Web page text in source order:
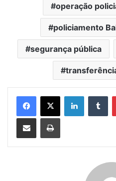
operação
policiamento
segurança pública